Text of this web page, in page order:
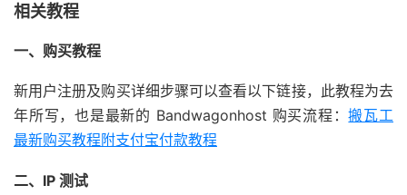
相关教程
一、购买教程
新用户注册及购买详细步骤可以查看以下链接，此教程为去
年所写，也是最新的 Bandwagonhost 购买流程：搬瓦工
最新购买教程附支付宝付款教程
二、IP 测试